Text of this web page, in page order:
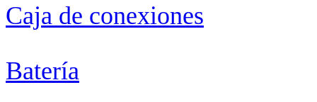
Caja de conexiones
Batería